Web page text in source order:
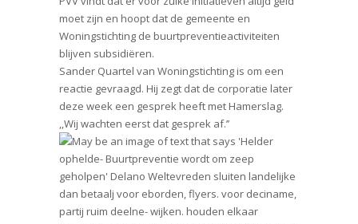
moet zijn en hoopt dat de gemeente en
Woningstichting de buurtpreventieactiviteiten
blijven subsidiëren.
Sander Quartel van Woningstichting is om een
reactie gevraagd. Hij zegt dat de corporatie later
deze week een gesprek heeft met Hamerslag.
,,Wij wachten eerst dat gesprek af.’’